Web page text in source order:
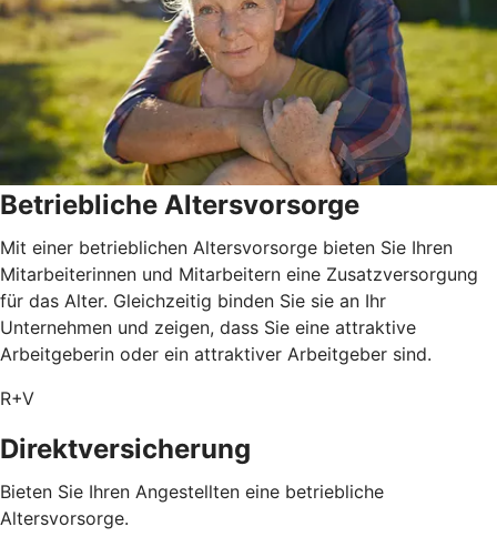
Betriebliche Altersvorsorge
Mit einer betrieblichen Altersvorsorge bieten Sie Ihren
Mitarbeiterinnen und Mitarbeitern eine Zusatzversorgung
für das Alter. Gleichzeitig binden Sie sie an Ihr
Unternehmen und zeigen, dass Sie eine attraktive
Arbeitgeberin oder ein attraktiver Arbeitgeber sind.
R+V
Direktversicherung
Bieten Sie Ihren Angestellten eine betriebliche
Altersvorsorge.